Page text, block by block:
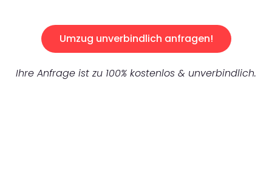
Umzug unverbindlich anfragen!
Ihre Anfrage ist zu 100% kostenlos & unverbindlich.